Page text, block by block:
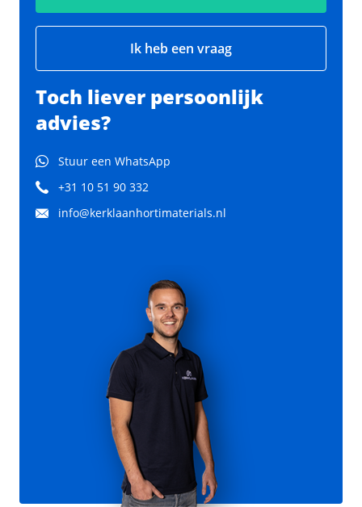
Ik heb een vraag
Toch liever persoonlijk
advies?
Stuur een WhatsApp
+31 10 51 90 332
info@kerklaanhortimaterials.nl